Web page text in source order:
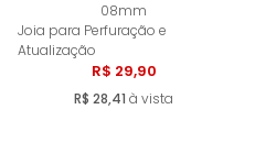
08mm
Joia para Perfuração e
Atualização
R$ 29,90
R$ 28,41 à vista
Comprar